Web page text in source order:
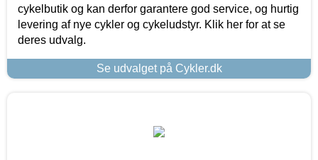
cykelbutik og kan derfor garantere god service, og hurtig
levering af nye cykler og cykeludstyr. Klik her for at se
deres udvalg.
Se udvalget på Cykler.dk